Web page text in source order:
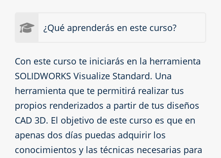
¿Qué aprenderás en este curso?
Con este curso te iniciarás en la herramienta
SOLIDWORKS Visualize Standard. Una
herramienta que te permitirá realizar tus
propios renderizados a partir de tus diseños
CAD 3D. El objetivo de este curso es que en
apenas dos días puedas adquirir los
conocimientos y las técnicas necesarias para